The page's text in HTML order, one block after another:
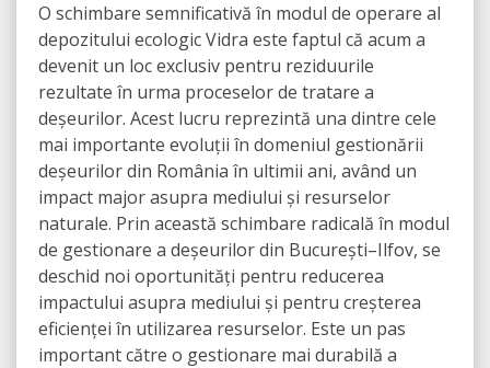
O schimbare semnificativă în modul de operare al
depozitului ecologic Vidra este faptul că acum a
devenit un loc exclusiv pentru reziduurile
rezultate în urma proceselor de tratare a
deșeurilor. Acest lucru reprezintă una dintre cele
mai importante evoluții în domeniul gestionării
deșeurilor din România în ultimii ani, având un
impact major asupra mediului și resurselor
naturale. Prin această schimbare radicală în modul
de gestionare a deșeurilor din București–Ilfov, se
deschid noi oportunități pentru reducerea
impactului asupra mediului și pentru creșterea
eficienței în utilizarea resurselor. Este un pas
important către o gestionare mai durabilă a